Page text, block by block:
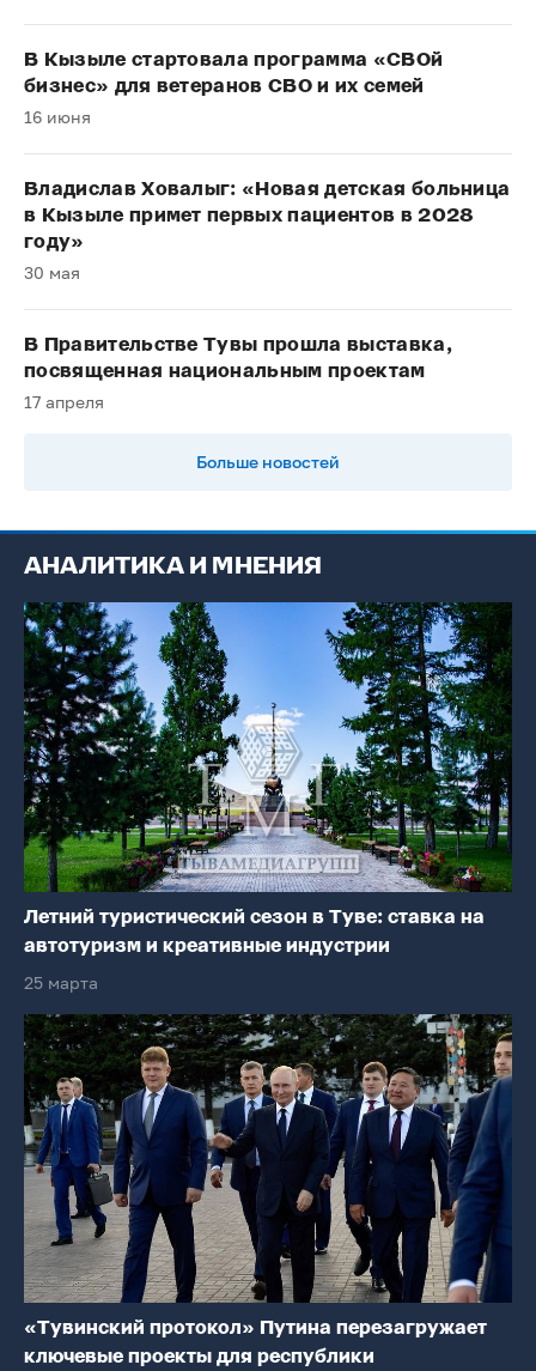
В Кызыле стартовала программа «СВОй
бизнес» для ветеранов СВО и их семей
16 июня
Владислав Ховалыг: «Новая детская больница
в Кызыле примет первых пациентов в 2028
году»
30 мая
В Правительстве Тувы прошла выставка,
посвященная национальным проектам
17 апреля
Больше новостей
АНАЛИТИКА И МНЕНИЯ
Летний туристический сезон в Туве: ставка на
автотуризм и креативные индустрии
25 марта
«Тувинский протокол» Путина перезагружает
ключевые проекты для республики